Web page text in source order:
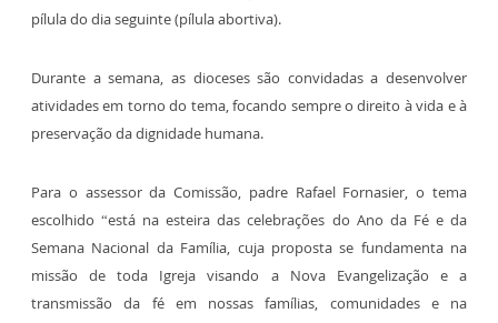
pílula do dia seguinte (pílula abortiva).
Durante a semana, as dioceses são convidadas a desenvolver
atividades em torno do tema, focando sempre o direito à vida e à
preservação da dignidade humana.
Para o assessor da Comissão, padre Rafael Fornasier, o tema
escolhido “está na esteira das celebrações do Ano da Fé e da
Semana Nacional da Família, cuja proposta se fundamenta na
missão de toda Igreja visando a Nova Evangelização e a
transmissão da fé em nossas famílias, comunidades e na